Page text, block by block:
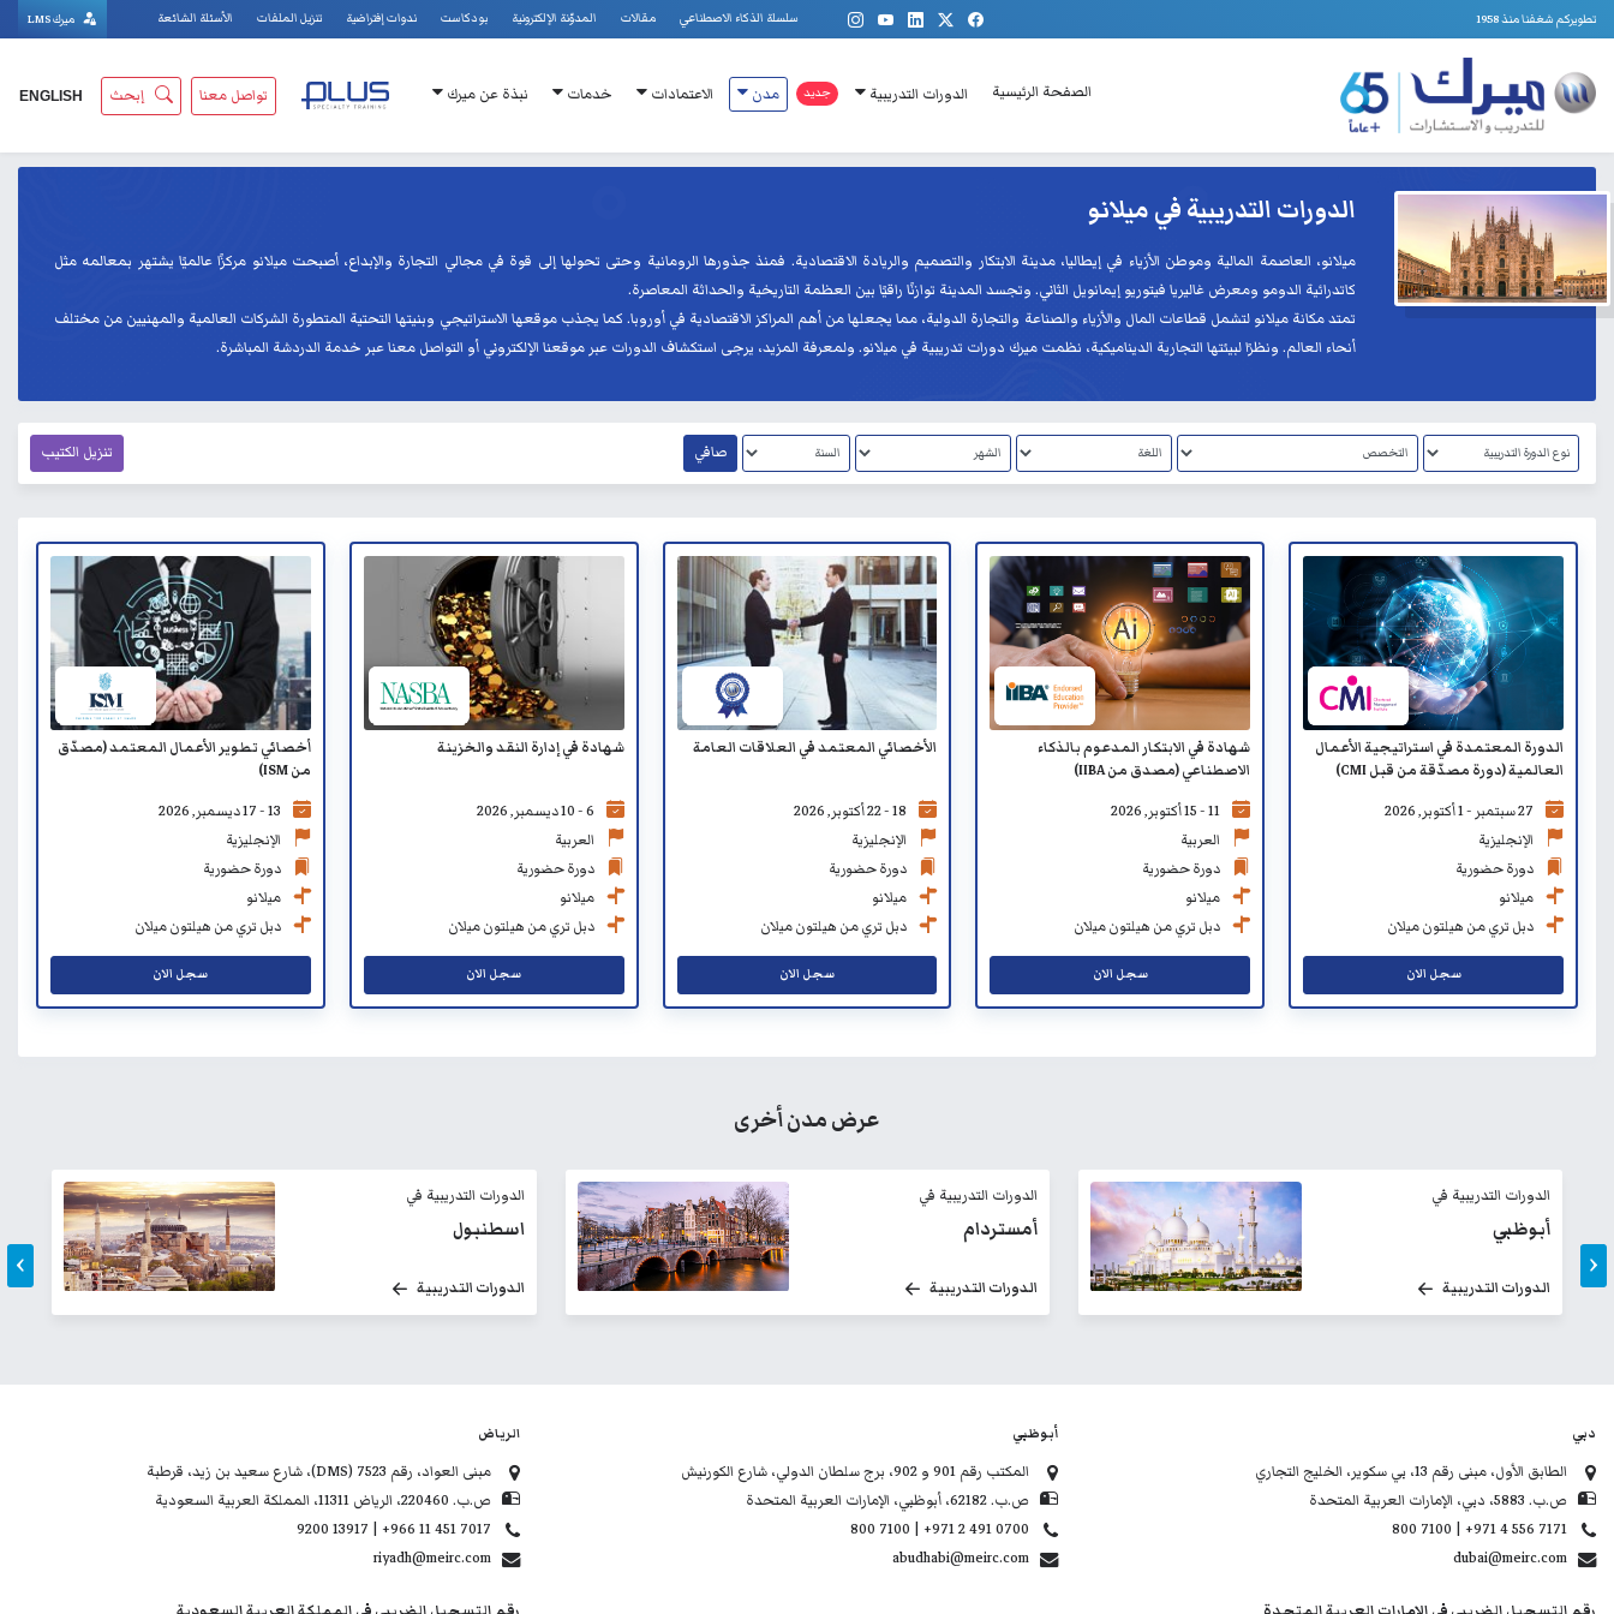
تطويركم شغفنا منذ 1958 ميرك LMS سلسلة الذكاء الاصطناعي مقالات المدوّنة الإلكترونية بودكاست ندوات إفتراضية تنزيل الملفات الأسئلة الشائعة
الصفحة الرئيسية الدورات التدريبية جديد مدن الاعتمادات خدمات نبذة عن ميرك تواصل معنا إبحث ENGLISH
الدورات التدريبية في ميلانو
ميلانو، العاصمة المالية وموطن الأزياء في إيطاليا، مدينة الابتكار والتصميم والريادة الاقتصادية. فمنذ جذورها الرومانية وحتى تحولها إلى قوة في مجالي التجارة والإبداع، أصبحت ميلانو مركزًا عالميًا يشتهر بمعالمه مثل
كاتدرائية الدومو ومعرض غاليريا فيتوريو إيمانويل الثاني. وتجسد المدينة توازنًا راقيًا بين العظمة التاريخية والحداثة المعاصرة.
تمتد مكانة ميلانو لتشمل قطاعات المال والأزياء والصناعة والتجارة الدولية، مما يجعلها من أهم المراكز الاقتصادية في أوروبا. كما يجذب موقعها الاستراتيجي وبنيتها التحتية المتطورة الشركات العالمية والمهنيين من مختلف
أنحاء العالم. ونظرًا لبيئتها التجارية الديناميكية، نظمت ميرك دورات تدريبية في ميلانو. ولمعرفة المزيد، يرجى استكشاف الدورات عبر موقعنا الإلكتروني أو التواصل معنا عبر خدمة الدردشة المباشرة.
صافي تنزيل الكتيب
الدورة المعتمدة في استراتيجية الأعمال
العالمية (دورة مصدّقة من قبل CMI)
27 سبتمبر - 1 أكتوبر, 2026
الإنجليزية
دورة حضورية
ميلانو
دبل تري من هيلتون ميلان
سجل الان
شهادة في الابتكار المدعوم بالذكاء
الاصطناعي (مصدق من IIBA)
11 - 15 أكتوبر, 2026
العربية
دورة حضورية
ميلانو
دبل تري من هيلتون ميلان
سجل الان
الأخصائي المعتمد في العلاقات العامة
18 - 22 أكتوبر, 2026
الإنجليزية
دورة حضورية
ميلانو
دبل تري من هيلتون ميلان
سجل الان
شهادة في إدارة النقد والخزينة
6 - 10 ديسمبر, 2026
العربية
دورة حضورية
ميلانو
دبل تري من هيلتون ميلان
سجل الان
أخصائي تطوير الأعمال المعتمد (مصدّق
من ISM)
13 - 17 ديسمبر, 2026
الإنجليزية
دورة حضورية
ميلانو
دبل تري من هيلتون ميلان
سجل الان
عرض مدن أخرى
الدورات التدريبية في
أمستردام
الدورات التدريبية
الدورات التدريبية في
اسطنبول
الدورات التدريبية
الدورات التدريبية في
البحرين
الدورات التدريبية
‹
›
دبي
الطابق الأول، مبنى رقم 13، بي سكوير، الخليج التجاري
ص.ب. 5883، دبي، الإمارات العربية المتحدة
800 7100 | +971 4 556 7171
dubai@meirc.com
أبوظبي
المكتب رقم 901 و 902، برج سلطان الدولي، شارع الكورنيش
ص.ب. 62182، أبوظبي، الإمارات العربية المتحدة
800 7100 | +971 2 491 0700
abudhabi@meirc.com
الرياض
مبنى العواد، رقم 7523 (DMS)، شارع سعيد بن زيد، قرطبة
ص.ب. 220460، الرياض 11311، المملكة العربية السعودية
9200 13917 | +966 11 451 7017
riyadh@meirc.com